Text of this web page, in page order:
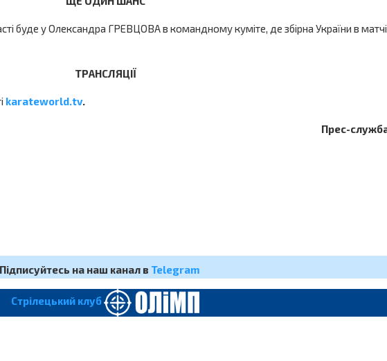
у Олександра ГРЕВЦОВА в командному куміте, де збірна України в матчі
ТРАНСЛЯЦІЇ
karateworld.tv.
Прес-
Підписуйтесь на наш канал в Telegram
Cтрілецький клуб